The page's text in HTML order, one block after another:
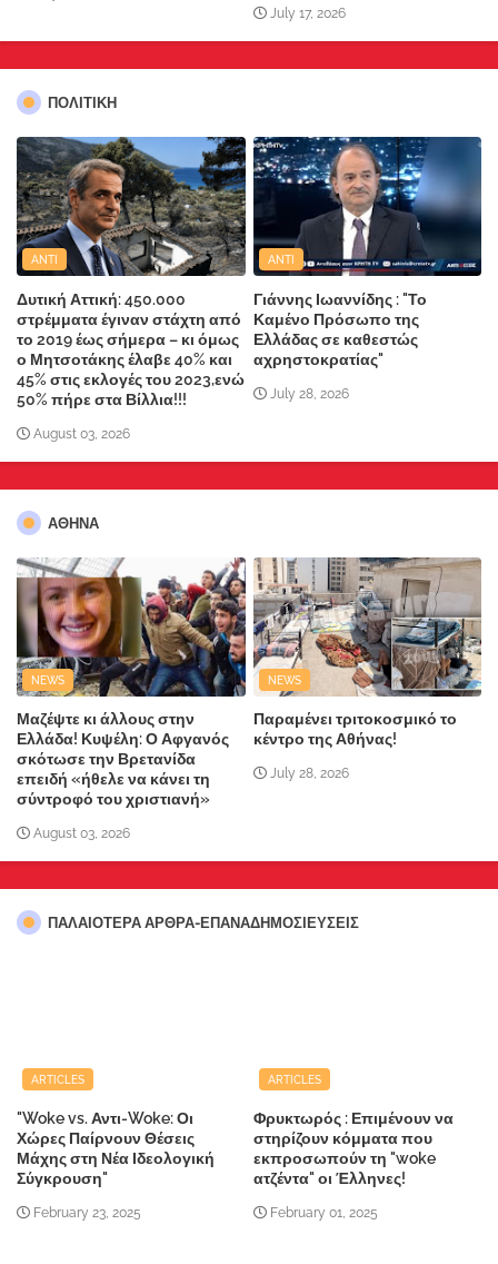
July 17, 2026
ΠΟΛΙΤΙΚΗ
ANTI
Δυτική Αττική: 450.000
στρέμματα έγιναν στάχτη από
το 2019 έως σήμερα – κι όμως
ο Μητσοτάκης έλαβε 40% και
45% στις εκλογές του 2023,ενώ
50% πήρε στα Βίλλια!!!
August 03, 2026
ANTI
Γιάννης Ιωαννίδης : "Το
Καμένο Πρόσωπο της
Ελλάδας σε καθεστώς
αχρηστοκρατίας"
July 28, 2026
ΑΘΗΝΑ
NEWS
Μαζέψτε κι άλλους στην
Ελλάδα! Κυψέλη: Ο Αφγανός
σκότωσε την Βρετανίδα
επειδή «ήθελε να κάνει τη
σύντροφό του χριστιανή»
August 03, 2026
NEWS
Παραμένει τριτοκοσμικό το
κέντρο της Αθήνας!
July 28, 2026
ΠΑΛΑΙΟΤΕΡΑ ΑΡΘΡΑ-ΕΠΑΝΑΔΗΜΟΣΙΕΥΣΕΙΣ
ARTICLES
"Woke vs. Αντι-Woke: Οι
Χώρες Παίρνουν Θέσεις
Μάχης στη Νέα Ιδεολογική
Σύγκρουση"
February 23, 2025
ARTICLES
Φρυκτωρός : Επιμένουν να
στηρίζουν κόμματα που
εκπροσωπούν τη "woke
ατζέντα" οι Έλληνες!
February 01, 2025